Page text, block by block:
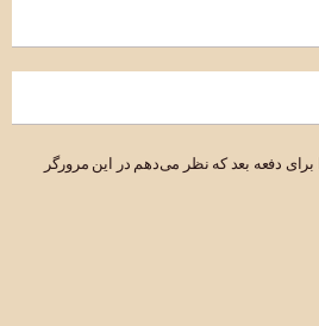
دفعه بعد که نظر می‌دهم در این مرورگر